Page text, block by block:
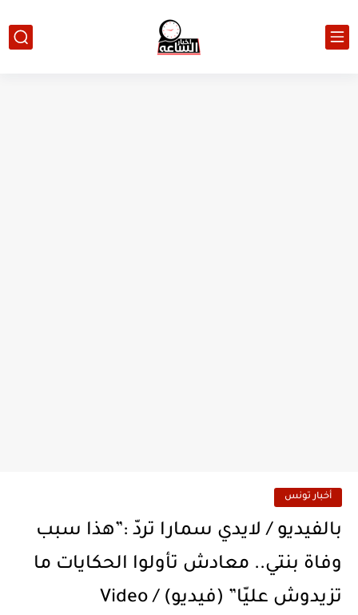
أخبار تونس
بالفيديو / لايدي سمارا تردّ :”هذا سبب
وفاة بنتي.. معادش تأولوا الحكايات ما
تزيدوش عليّا” (فيديو) / Video